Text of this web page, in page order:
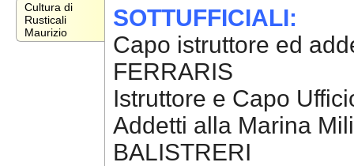
Cultura di
Rusticali
Maurizio
SOTTUFFICIALI:
Capo istruttore ed
FERRARIS
Istruttore e Capo
Addetti alla Marina
BALISTRERI